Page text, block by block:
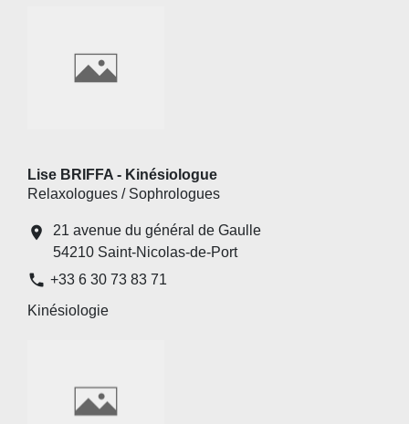
Lise BRIFFA - Kinésiologue
Relaxologues / Sophrologues
location_on
21 avenue du général de Gaulle
54210 Saint-Nicolas-de-Port
phone +33 6 30 73 83 71
Kinésiologie